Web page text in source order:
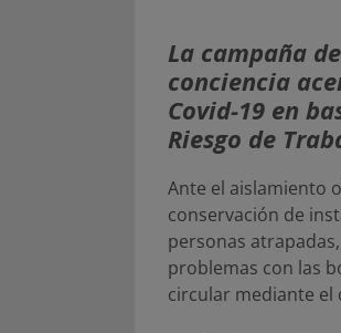
La campaña
conciencia
Covid-19 en
Riesgo de
Ante el aislamiento
conservación de
personas
problemas con las
circular mediante el